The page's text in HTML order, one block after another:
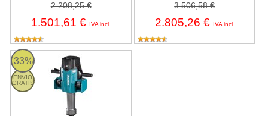
2.208,25 €
1.501,61 € IVA incl.
3.506,58 €
2.805,26 € IVA incl.
33%
ENVIO
GRATIS
Makita HM004GZ01 - Martillo demoledor 40V XGT de 72,8J